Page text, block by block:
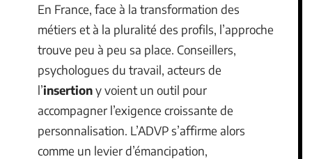
En France, face à la transformation des
métiers et à la pluralité des profils, l’approche
trouve peu à peu sa place. Conseillers,
psychologues du travail, acteurs de
l’insertiony voient un outil pour
accompagner l’exigence croissante de
personnalisation. L’ADVP s’affirme alors
comme un levier d’émancipation,